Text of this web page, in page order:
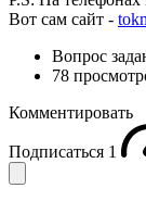
Вот сам сайт -
Вопрос
78
Комментировать
Подписаться 1